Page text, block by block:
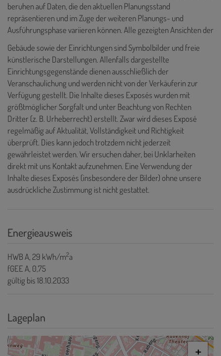
beruhen auf Daten, die den aktuellen Planungsstand
repräsentieren und im Zuge der weiteren Planungs- und
Ausführungsphase variieren können. Alle gezeigten Ansichten der
Gebäude sowie der Einrichtungen sind Symbolbilder und freie
künstlerische Darstellungen. Allenfalls dargestellte
Einrichtungsgegenstände dienen ausschließlich der
Veranschaulichung und werden nicht von der Verkäuferin zur
Verfügung gestellt. Die Inhalte dieses Exposés wurden mit
größtmöglicher Sorgfalt und unter Beachtung von Rechten
Dritter (z. B. Urheberrecht) erstellt. Zwar wird dieses Exposé
regelmäßig auf Aktualität, Vollständigkeit und Richtigkeit
überprüft. Dies kann jedoch trotzdem nicht jederzeit
gewährleistet werden. Wir ersuchen daher, bei Unklarheiten
direkt mit uns Kontakt aufzunehmen. Eine Verwendung der
Inhalte dieses Exposés (insbesondere der Bilder) ohne unsere
ausdrückliche Zustimmung ist nicht gestattet.
Energieausweis
HWBA, 29 kWh/m2a
fGEEA, 0,75
gültig bis18.10.2033
Lageplan
+